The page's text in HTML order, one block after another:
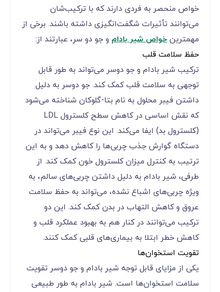
خواص منحصر به فردی دارند که با ترکیب‌شان
می‌توانند تأثیرات شگفت‌انگیزی داشته باشند. برخی از
مهمترینخواص شیر بادام و جو دو سر، عبارتند از:
حفظ سلامت قلب
ترکیب شیر بادام و جو دوسر می‌تواند به طور قابل
توجهی به سلامت قلب کمک کند. جو دوسر به دلیل
داشتن فیبر محلول به نام بتا-گلوکان شناخته می‌شود
که نقش اساسی در کاهش سطح کلسترول LDL
(کلسترول بد) ایفا می‌کند. این نوع فیبر می‌تواند در
دستگاه گوارش جذب چربی‌ها را کاهش دهد و به این
ترتیب به کنترل میزان کلسترول خون کمک کند. از
طرفی، شیر بادام به دلیل داشتن چربی‌های سالم، به
ویژه چربی‌های اشباع نشده، می‌تواند به حفظ سلامت
عروق و کاهش التهاب در بدن کمک کند. این دو
ترکیب می‌توانند در کنار هم به بهبود عملکرد قلب و
کاهش خطر ابتلا به بیماری‌های قلبی کمک کنند.
تقویت استخوان‌ها
یکی از مزایای قابل توجه شیر بادام و جو دوسر تقویت
سلامت استخوان‌ها است. شیر بادام به طور طبیعی